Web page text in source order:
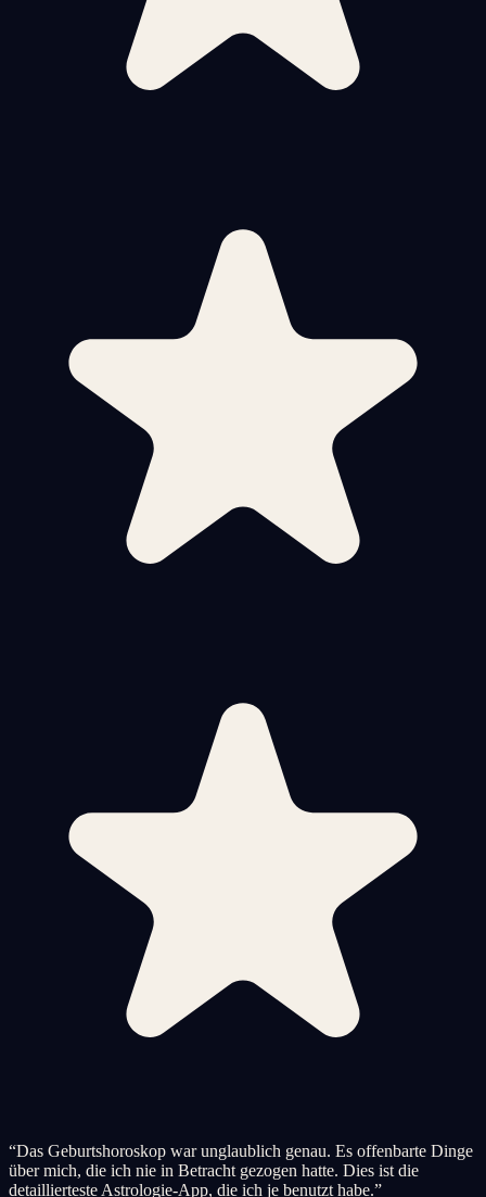
“Das Geburtshoroskop war unglaublich genau. Es offenbarte Dinge
über mich, die ich nie in Betracht gezogen hatte. Dies ist die
detaillierteste Astrologie-App, die ich je benutzt habe.”